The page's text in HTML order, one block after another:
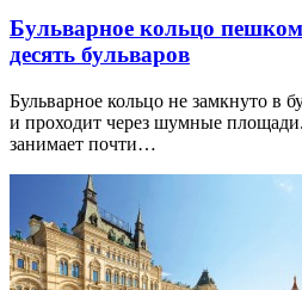
Бульварное кольцо
десять бульваров
Бульварное кольцо не замкнуто в
и проходит через шумные
занимает почти…